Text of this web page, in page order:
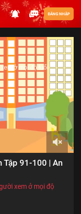
ĐĂNG NHẬP
ở mọi độ tuổi
Tập 91-100 | An
xem ở mọi độ